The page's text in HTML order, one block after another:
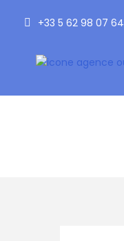
+33 5 62 98 07 64